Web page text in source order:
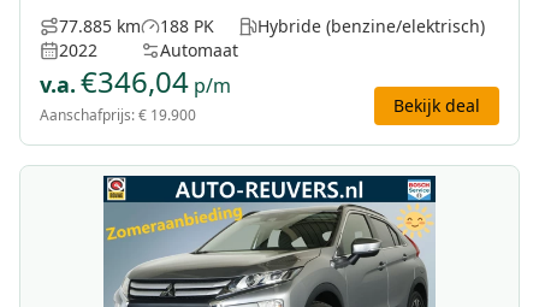
77.885 km
2022
188 PK
Automaat
Hybride (benzine/elektrisch)
v.a. €346,04 p/m
Aanschafprijs:€ 19.900 Bekijk deal